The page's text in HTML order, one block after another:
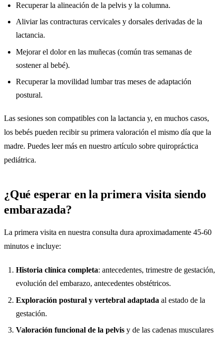
Recuperar la alineación de la pelvis y la columna.
Aliviar las contracturas cervicales y dorsales derivadas de la
lactancia.
Mejorar el dolor en las muñecas (común tras semanas de
sostener al bebé).
Recuperar la movilidad lumbar tras meses de adaptación
postural.
Las sesiones son compatibles con la lactancia y, en muchos casos,
los bebés pueden recibir su primera valoración el mismo día que la
madre. Puedes leer más en nuestro artículo sobre quiropráctica
pediátrica.
¿Qué esperar en la primera visita siendo
embarazada?
La primera visita en nuestra consulta dura aproximadamente 45-60
minutos e incluye:
Historia clínica completa: antecedentes, trimestre de gestación,
evolución del embarazo, antecedentes obstétricos.
Exploración postural y vertebral adaptada al estado de la
gestación.
Valoración funcional de la pelvis y de las cadenas musculares